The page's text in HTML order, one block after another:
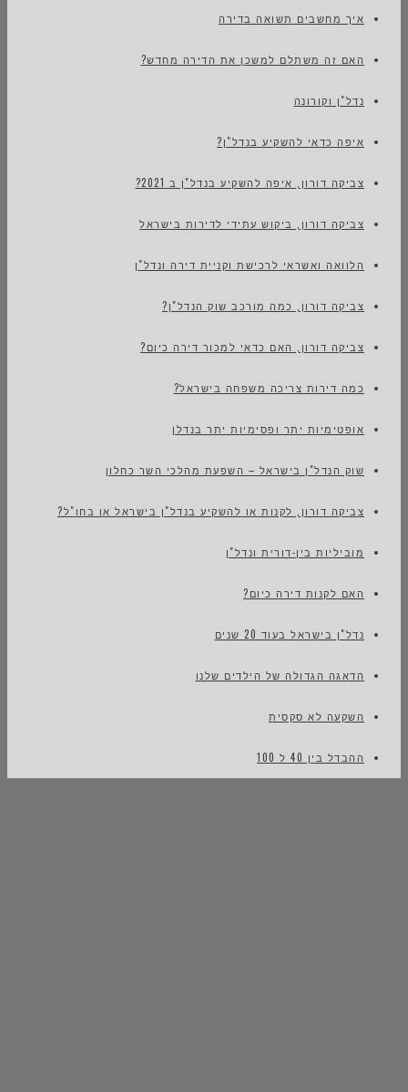
איך מחשבים תשואה בדירה
האם זה משתלם למשכן את הדירה מחדש?
נדל"ן וקורונה
איפה כדאי להשקיע בנדל"ן?
צביקה דורון, איפה להשקיע בנדל"ן ב 2021?
צביקה דורון, ביקוש עתידי לדירות בישראל
הלוואה ואשראי לרכישת וקניית דירה ונדל"ן
צביקה דורון, כמה מורכב שוק הנדל"ן?
צביקה דורון, האם כדאי למכור דירה כיום?
כמה דירות צריכה משפחה בישראל?
אופטימיות יתר ופסימיות יתר בנדלן
שוק הנדל"ן בישראל – השפעת מהלכי השר כחלון
צביקה דורון, לקנות או להשקיע בנדל"ן בישראל או בחו"ל?
מוביליות בין-דורית ונדל"ן
האם לקנות דירה כיום?
נדל"ן בישראל בעוד 20 שנים
הדאגה הגדולה של הילדים שלנו
השקעה לא סקסית
ההבדל בין 40 ל 100